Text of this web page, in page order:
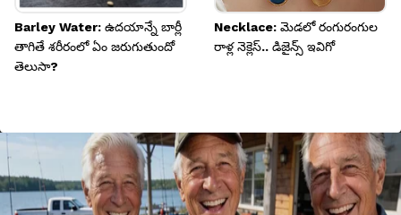
Barley Water: ఉదయాన్నే బార్లీ
తాగితే శరీరంలో ఏం జరుగుతుందో
తెలుసా?
Necklace: మెడలో రంగురంగుల
రాళ్ల నెక్లెస్.. డిజైన్స్ ఇవిగో